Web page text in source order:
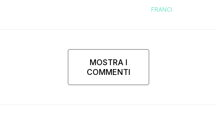
FRANCI
MOSTRA I
COMMENTI